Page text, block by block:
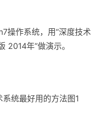
作系统，用“深度技术
年”做演示。
统最好用的方法图1